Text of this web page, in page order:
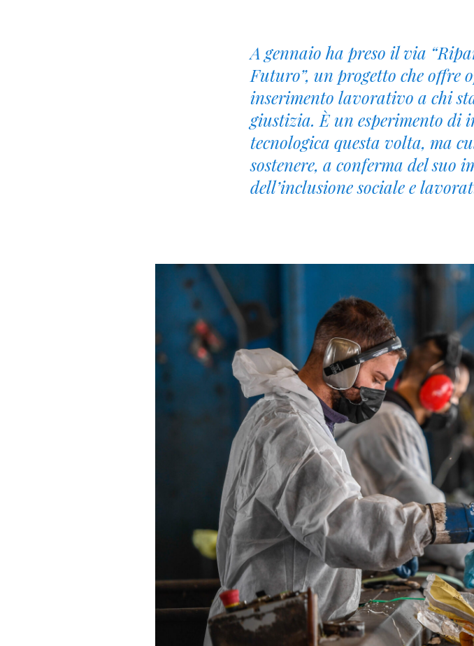
A gennaio ha preso il via
Futuro”, un progetto che
inserimento lavorativo a chi
giustizia. È un esperimento
tecnologica questa volta, ma
sostenere, a conferma del suo
dell’inclusione sociale e